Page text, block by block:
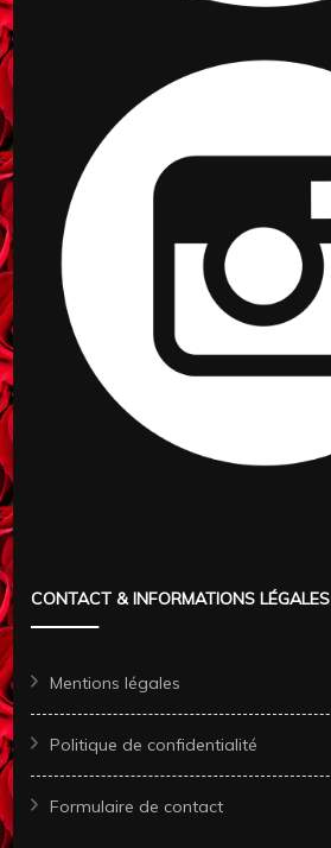
CONTACT & INFORMATIONS LÉGALES
Mentions légales
Politique de confidentialité
Formulaire de contact